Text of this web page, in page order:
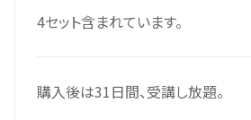
4セット含まれています。
購入後は31日間、受講し放題。